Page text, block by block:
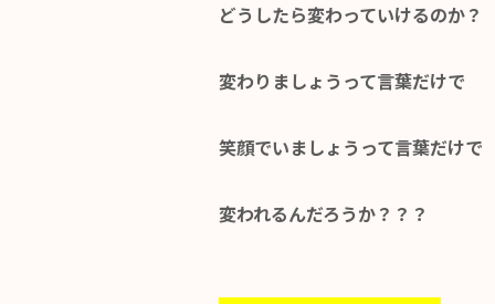
どうしたら変わっていけるのか？
変わりましょうって言葉だけで
笑顔でいましょうって言葉だけで
変われるんだろうか？？？